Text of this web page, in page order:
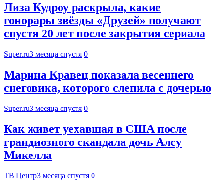
Лиза Кудроу раскрыла, какие
гонорары звёзды «Друзей» получают
спустя 20 лет после закрытия сериала
Super.ru3 месяца спустя 0
Марина Кравец показала весеннего
снеговика, которого слепила с дочерью
Super.ru3 месяца спустя 0
Как живет уехавшая в США после
грандиозного скандала дочь Алсу
Микелла
ТВ Центр3 месяца спустя 0